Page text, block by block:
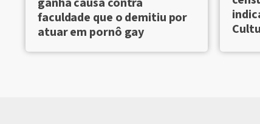
faculdade que o demitiu por
atuar em pornô gay